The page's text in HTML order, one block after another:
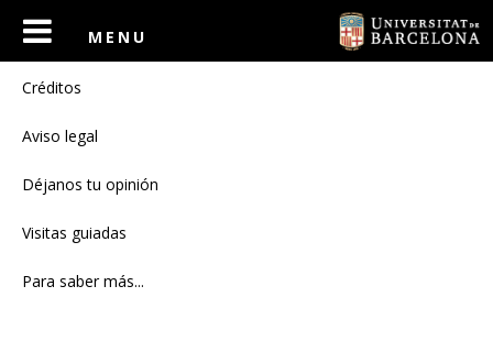
Contacto
Créditos
Aviso legal
Déjanos tu opinión
Visitas guiadas
Para saber más...